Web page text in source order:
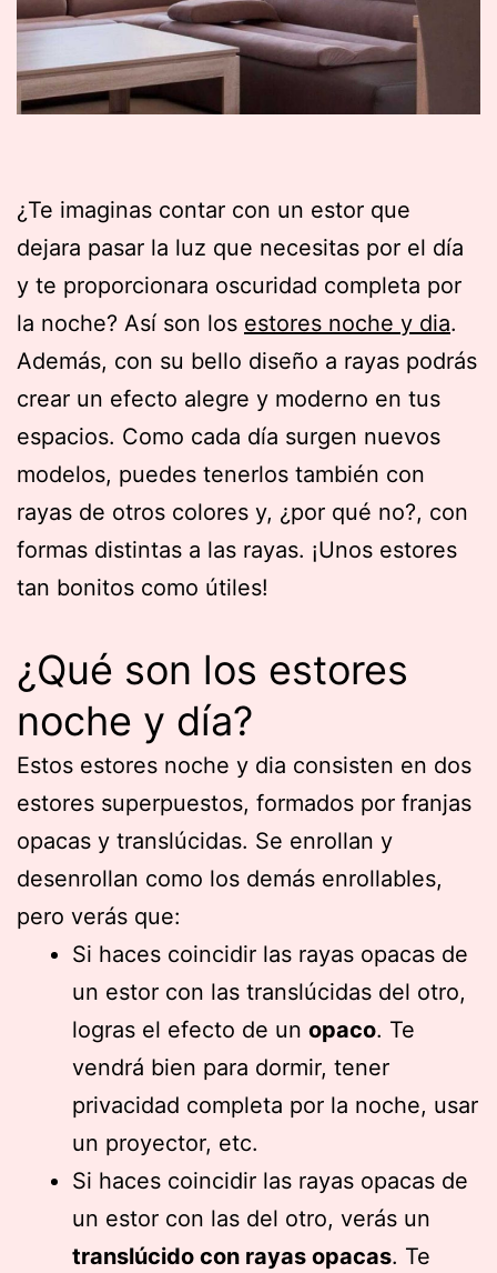
¿Te imaginas contar con un estor que
dejara pasar la luz que necesitas por el día
y te proporcionara oscuridad completa por
la noche? Así son los estores noche y dia.
Además, con su bello diseño a rayas podrás
crear un efecto alegre y moderno en tus
espacios. Como cada día surgen nuevos
modelos, puedes tenerlos también con
rayas de otros colores y, ¿por qué no?, con
formas distintas a las rayas. ¡Unos estores
tan bonitos como útiles!
¿Qué son los estores
noche y día?
Estos estores noche y dia consisten en dos
estores superpuestos, formados por franjas
opacas y translúcidas. Se enrollan y
desenrollan como los demás enrollables,
pero verás que:
Si haces coincidir las rayas opacas de
un estor con las translúcidas del otro,
logras el efecto de un opaco. Te
vendrá bien para dormir, tener
privacidad completa por la noche, usar
un proyector, etc.
Si haces coincidir las rayas opacas de
un estor con las del otro, verás un
translúcido con rayas opacas. Te